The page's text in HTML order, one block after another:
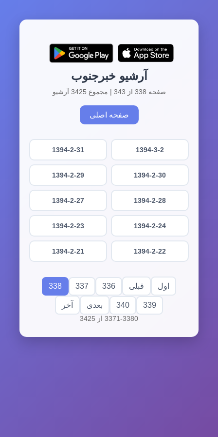
آرشیو خبرجنوب
صفحه 338 از 343 | مجموع 3425 آرشیو
صفحه اصلی
1394-3-2
1394-2-31
1394-2-30
1394-2-29
1394-2-28
1394-2-27
1394-2-24
1394-2-23
1394-2-22
1394-2-21
اول قبلی 336
337
338
339
340 بعدی آخر
3371-3380 از 3425